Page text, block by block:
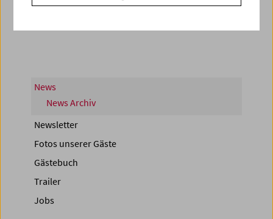
News
News Archiv
Newsletter
Fotos unserer Gäste
Gästebuch
Trailer
Jobs